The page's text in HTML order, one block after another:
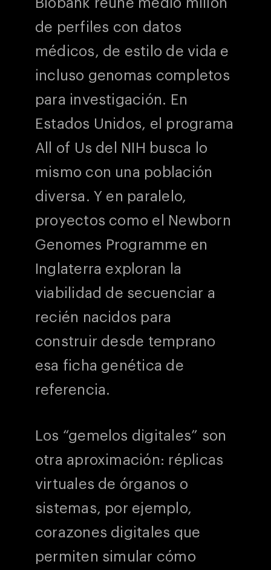
de perfiles con datos
médicos, de estilo de vida e
incluso genomas completos
para investigación. En
Estados Unidos, el programa
All of Us del NIH busca lo
mismo con una población
diversa. Y en paralelo,
proyectos como el Newborn
Genomes Programme en
Inglaterra exploran la
viabilidad de secuenciar a
recién nacidos para
construir desde temprano
esa ficha genética de
referencia.
Los “gemelos digitales” son
otra aproximación: réplicas
virtuales de órganos o
sistemas, por ejemplo,
corazones digitales que
permiten simular cómo